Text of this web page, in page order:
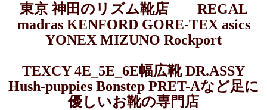
東京 神田のリズム靴店 REGAL
madras KENFORD GORE-TEX asics
YONEX MIZUNO Rockport
TEXCY 4E_5E_6E幅広靴 DR.ASSY
Hush-puppies Bonstep PRET-Aなど足に
優しいお靴の専門店